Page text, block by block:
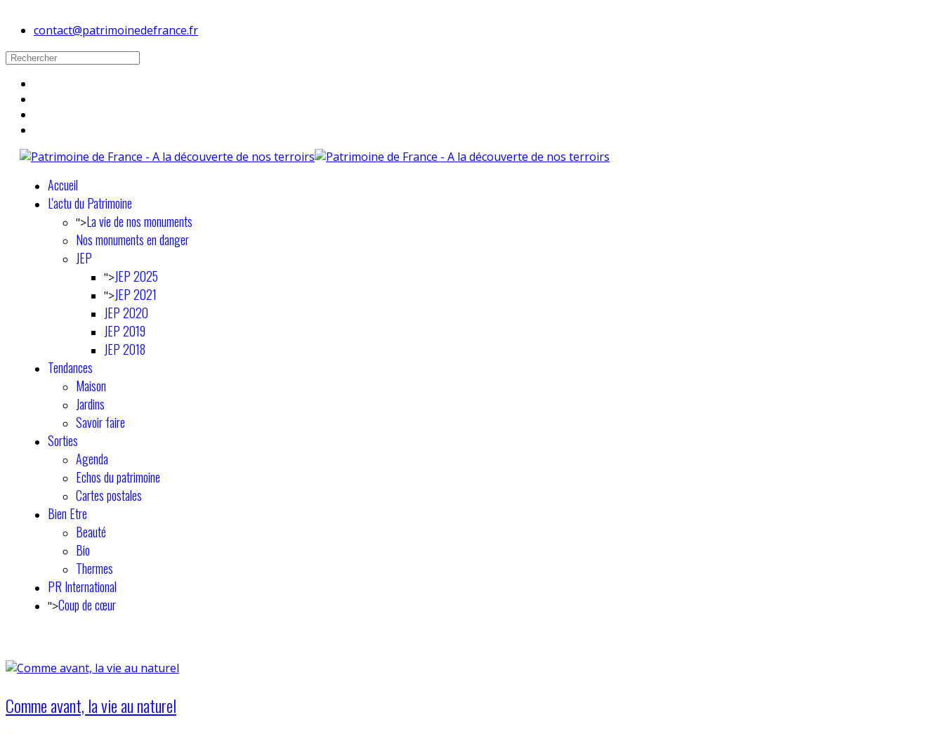
contact@patrimoinedefrance.fr
Accueil
L'actu du Patrimoine
">La vie de nos monuments
Nos monuments en danger
JEP
">JEP 2025
">JEP 2021
JEP 2020
JEP 2019
JEP 2018
Tendances
Maison
Jardins
Savoir faire
Sorties
Agenda
Echos du patrimoine
Cartes postales
Bien Etre
Beauté
Bio
Thermes
PR International
">Coup de cœur
Comme avant, la vie au naturel